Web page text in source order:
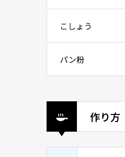
こしょう
パン粉
作り方